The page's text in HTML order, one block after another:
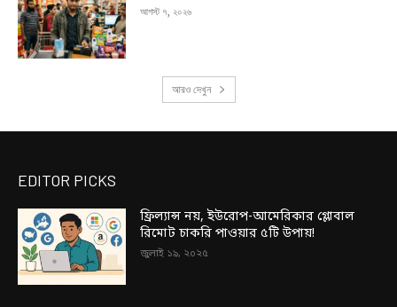
আগস্ট ৭, ২০২৬
আরও দেখুন
EDITOR PICKS
ফ্রিল্যান্স নয়, ইউরোপ-আমেরিকার গ্লোবাল
রিমোট চাকরি পাওয়ার ৫টি উপায়!
জুলাই ১৯, ২০২৫